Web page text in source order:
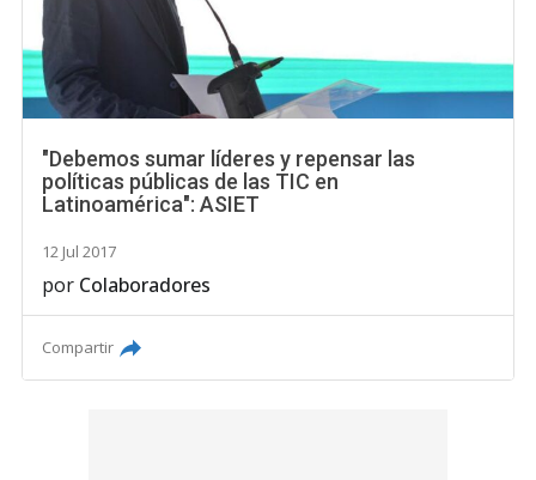
"Debemos sumar líderes y repensar las
políticas públicas de las TIC en
Latinoamérica": ASIET
12 Jul 2017
por Colaboradores
Compartir